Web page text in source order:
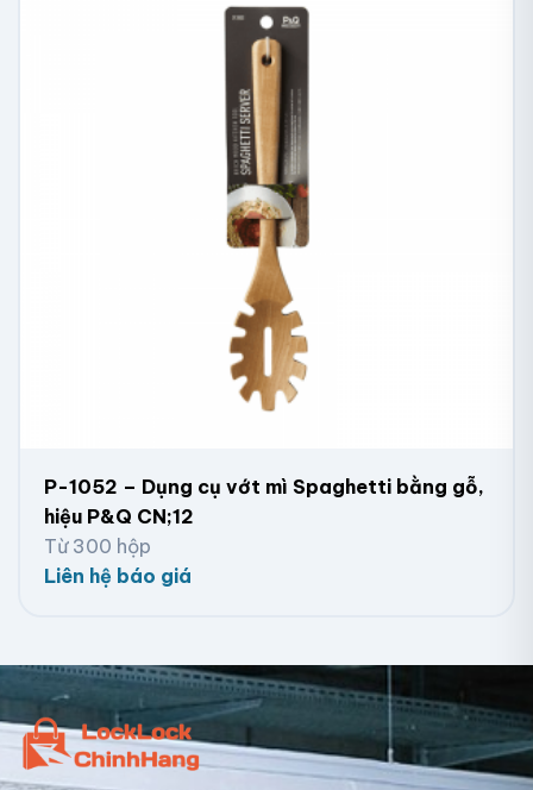
P-1052 – Dụng cụ vớt mì Spaghetti bằng gỗ,
hiệu P&Q CN;12
Từ 300 hộp
Liên hệ báo giá